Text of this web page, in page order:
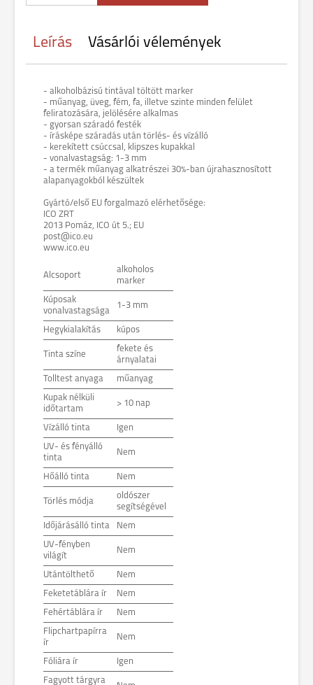
Leírás Vásárlói vélemények
- alkoholbázisú tintával töltött marker
- műanyag, üveg, fém, fa, illetve szinte minden felület
feliratozására, jelölésére alkalmas
- gyorsan száradó festék
- írásképe száradás után törlés- és vízálló
- kerekített csúccsal, klipszes kupakkal
- vonalvastagság: 1-3 mm
- a termék műanyag alkatrészei 30%-ban újrahasznosított
alapanyagokból készültek
Gyártó/első EU forgalmazó elérhetősége:
ICO ZRT
2013 Pomáz, ICO út 5.; EU
post@ico.eu
www.ico.eu
Alcsoport
alkoholos
marker
Kúposak
vonalvastagsága
1-3 mm
Hegykialakítás kúpos
Tinta színe
fekete és
árnyalatai
Tolltest anyaga műanyag
Kupak nélküli
időtartam
> 10 nap
Vízálló tinta Igen
UV- és fényálló
tinta
Nem
Hőálló tinta Nem
Törlés módja
oldószer
segítségével
Időjárásálló tinta Nem
UV-fényben
világít
Nem
Utántölthető Nem
Feketetáblára ír Nem
Fehértáblára ír Nem
Flipchartpapírra
ír
Nem
Fóliára ír Igen
Fagyott tárgyra